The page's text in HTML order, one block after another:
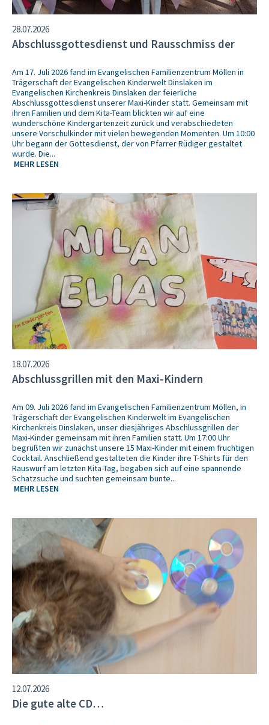
28.07.2026
Abschlussgottesdienst und Rausschmiss der
Am 17. Juli 2026 fand im Evangelischen Familienzentrum Möllen in
Trägerschaft der Evangelischen Kinderwelt Dinslaken im
Evangelischen Kirchenkreis Dinslaken der feierliche
Abschlussgottesdienst unserer Maxi-Kinder statt. Gemeinsam mit
ihren Familien und dem Kita-Team blickten wir auf eine
wunderschöne Kindergartenzeit zurück und verabschiedeten
unsere Vorschulkinder mit vielen bewegenden Momenten. Um 10:00
Uhr begann der Gottesdienst, der von Pfarrer Rüdiger gestaltet
wurde. Die...
MEHR LESEN
18.07.2026
Abschlussgrillen mit den Maxi-Kindern
Am 09. Juli 2026 fand im Evangelischen Familienzentrum Möllen, in
Trägerschaft der Evangelischen Kinderwelt im Evangelischen
Kirchenkreis Dinslaken, unser diesjähriges Abschlussgrillen der
Maxi-Kinder gemeinsam mit ihren Familien statt. Um 17:00 Uhr
begrüßten wir zunächst unsere 15 Maxi-Kinder mit einem fruchtigen
Cocktail. Anschließend gestalteten die Kinder ihre T-Shirts für den
Rauswurf am letzten Kita-Tag, begaben sich auf eine spannende
Schatzsuche und suchten gemeinsam bunte...
MEHR LESEN
12.07.2026
Die gute alte CD…